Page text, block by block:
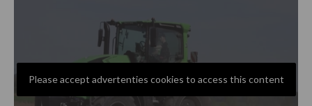
Please accept advertenties cookies to access this content